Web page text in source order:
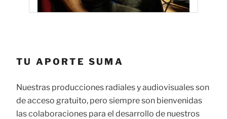
TU APORTE SUMA
Nuestras producciones radiales y audiovisuales son
de acceso gratuito, pero siempre son bienvenidas
las colaboraciones para el desarrollo de nuestros